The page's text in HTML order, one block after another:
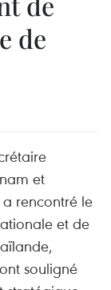
de
et
rencontré le
et de
souligné